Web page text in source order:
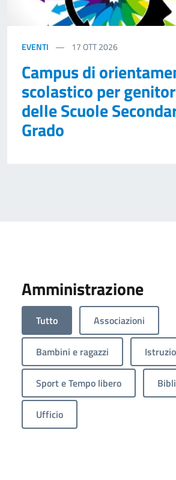
EVENTI 17OTT 2026
Campus di
scolastico per
delle Scuole
Grado
Amministrazione
Tutto Associazioni
Bambini e ragazzi
Sport e Tempo libero
Ufficio